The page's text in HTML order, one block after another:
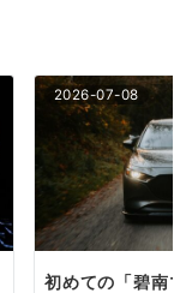
2026-07-08
初めての「碧南